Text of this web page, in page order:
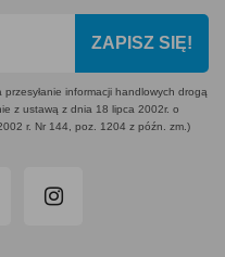
ZAPISZ SIĘ!
informacji handlowych drogą
z ustawą z dnia 18 lipca 2002r. o
r. Nr 144, poz. 1204 z późn. zm.)